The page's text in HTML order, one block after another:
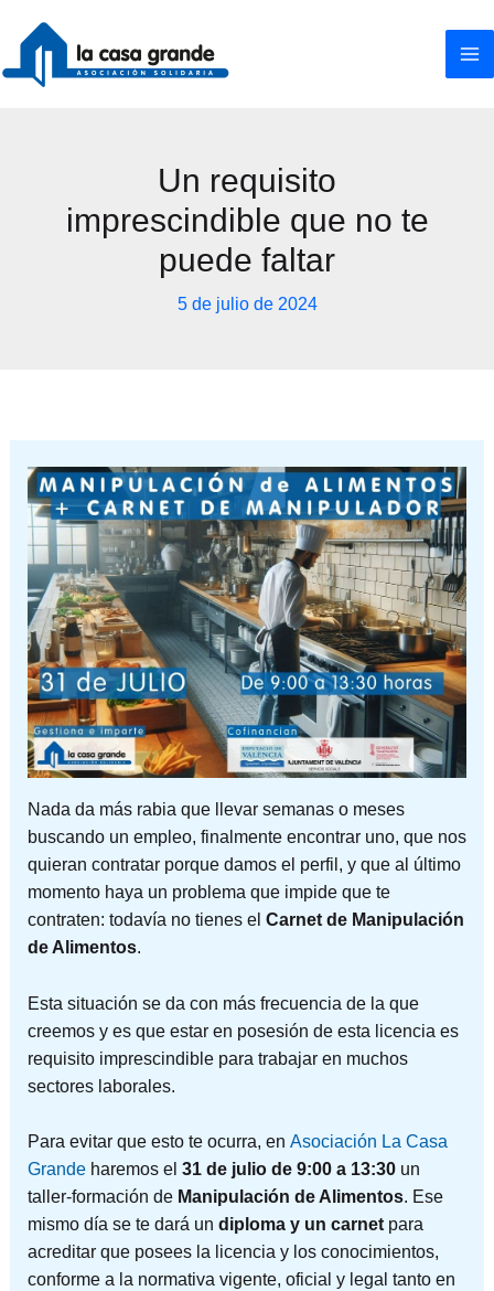
contenido
Un requisito
imprescindible que no te
puede faltar
5 de julio de 2024
Nada da más rabia que llevar semanas o meses
buscando un empleo, finalmente encontrar uno, que nos
quieran contratar porque damos el perfil, y que al último
momento haya un problema que impide que te
contraten: todavía no tienes el Carnet de Manipulación
de Alimentos.
Esta situación se da con más frecuencia de la que
creemos y es que estar en posesión de esta licencia es
requisito imprescindible para trabajar en muchos
sectores laborales.
Para evitar que esto te ocurra, en Asociación La Casa
Grandeharemos el 31 de julio de 9:00 a 13:30un
taller-formación deManipulación de Alimentos. Ese
mismo día se te dará un diploma y un carnetpara
acreditar que posees la licencia y los conocimientos,
conforme a la normativa vigente, oficial y legal tanto en